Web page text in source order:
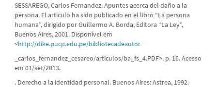
SESSAREGO, Carlos Fernandez. Apuntes acerca del daño a la
persona. El articulo ha sido publicado en el libro “La persona
humana”, dirigido por Guillermo A. Borda, Editora “La Ley”,
Buenos Aires, 2001. Disponível em
<http://dike.pucp.edu.pe/bibliotecadeautor
_carlos_fernandez_cesareo/articulos/ba_fs_4.PDF>. p. 16. Acesso
em 01/set/2013.
. Derecho a la identidad personal. Buenos Aires: Astrea, 1992.